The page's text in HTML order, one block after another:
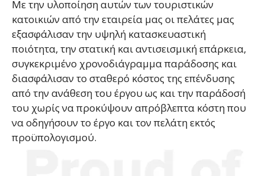
Με την υλοποίηση αυτών των τουριστικών
κατοικιών από την εταιρεία μας οι πελάτες μας
εξασφάλισαν την υψηλή κατασκευαστική
ποιότητα, την στατική και αντισεισμική επάρκεια,
συγκεκριμένο χρονοδιάγραμμα παράδοσης και
διασφάλισαν το σταθερό κόστος της επένδυσης
από την ανάθεση του έργου ως και την παράδοσή
του χωρίς να προκύψουν απρόβλεπτα κόστη που
να οδηγήσουν το έργο και τον πελάτη εκτός
προϋπολογισμού.